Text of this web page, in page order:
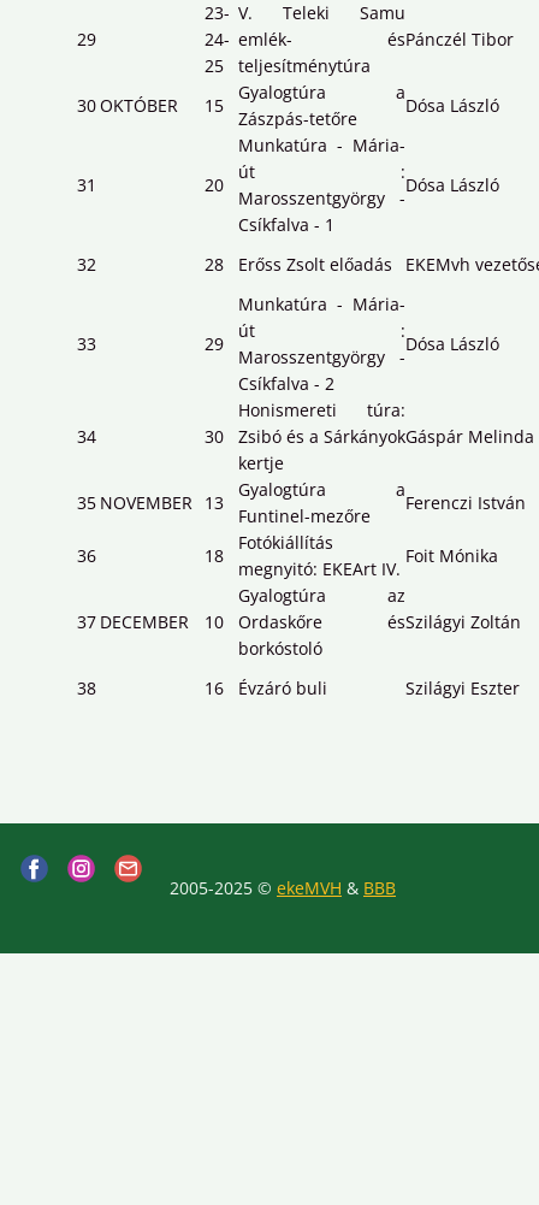
29
23-
24-
25
V. Teleki Samu
emlék- és
teljesítménytúra
Pánczél Tibor
30OKTÓBER 15
Gyalogtúra a
Zászpás-tetőre
Dósa László
31 20
Munkatúra - Mária-
út :
Marosszentgyörgy -
Csíkfalva - 1
Dósa László
32 28 Erőss Zsolt előadás EKEMvh
33 29
Munkatúra - Mária-
út :
Marosszentgyörgy -
Csíkfalva - 2
Dósa László
34 30
Honismereti túra:
Zsibó és a Sárkányok
kertje
Gáspár Melinda
35 NOVEMBER 13
Gyalogtúra a
Funtinel-mezőre
Ferenczi István
36 18
Fotókiállítás
megnyitó: EKEArt IV.
Foit Mónika
37 DECEMBER 10
Gyalogtúra az
Ordaskőre és
borkóstoló
Szilágyi Zoltán
38 16 Évzáró buli Szilágyi Eszter
2005-2025 © ekeMVH & BBB